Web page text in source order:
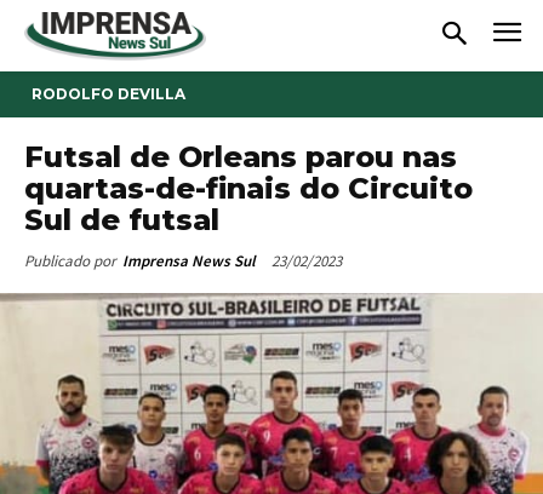
RODOLFO DEVILLA
Futsal de Orleans parou nas
quartas-de-finais do Circuito
Sul de futsal
Publicado por Imprensa News Sul 23/02/2023